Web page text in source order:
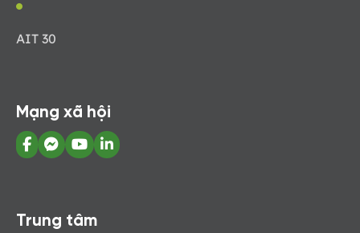
AIT 30
Mạng xã hội
Trung tâm